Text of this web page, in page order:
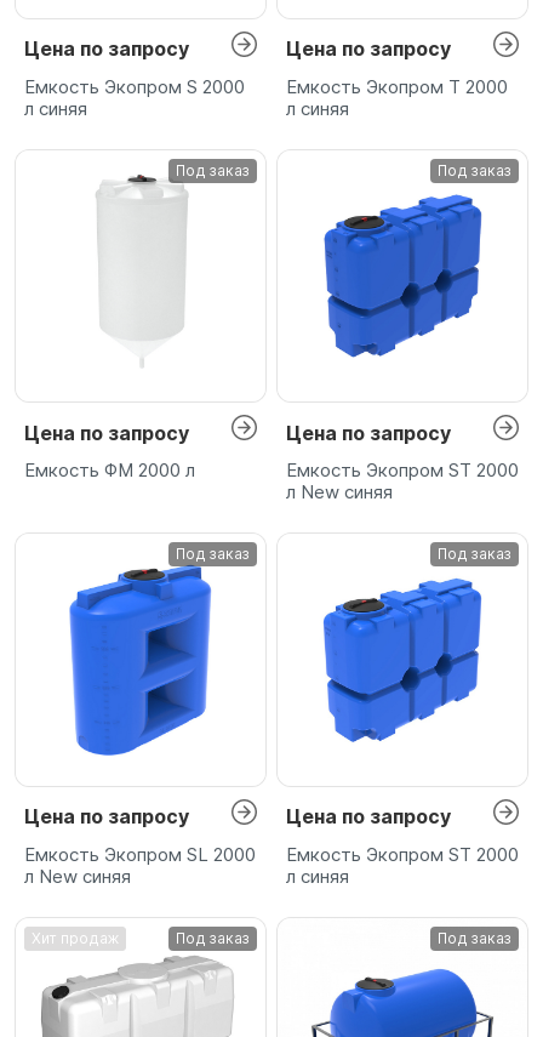
Цена по запросу
Емкость Экопром S 2000
л синяя
Цена по запросу
Емкость Экопром T 2000
л синяя
Под заказ
Цена по запросу
Емкость ФМ 2000 л
Под заказ
Цена по запросу
Емкость Экопром ST 2000
л New синяя
Под заказ
Цена по запросу
Емкость Экопром SL 2000
л New синяя
Под заказ
Цена по запросу
Емкость Экопром ST 2000
л синяя
Хит продаж Под заказ Под заказ